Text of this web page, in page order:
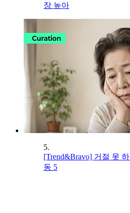
장 높아
5.
[Trend&Bravo] 거절 못
동 5